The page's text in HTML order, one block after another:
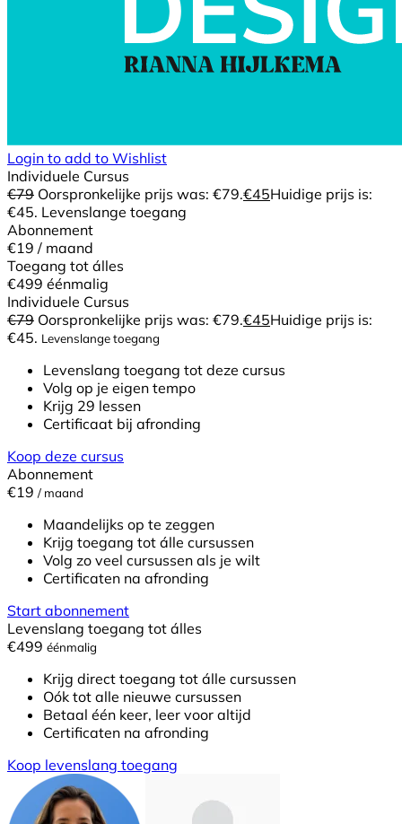
Login to add to Wishlist
Individuele Cursus
€79 Oorspronkelijke prijs was: €79.€45Huidige prijs is:
€45. Levenslange toegang
Abonnement
€19 / maand
Toegang tot álles
€499 éénmalig
Individuele Cursus
€79 Oorspronkelijke prijs was: €79.€45Huidige prijs is:
€45. Levenslange toegang
Levenslang toegang tot deze cursus
Volg op je eigen tempo
Krijg 29 lessen
Certificaat bij afronding
Koop deze cursus
Abonnement
€19 / maand
Maandelijks op te zeggen
Krijg toegang tot álle cursussen
Volg zo veel cursussen als je wilt
Certificaten na afronding
Start abonnement
Levenslang toegang tot álles
€499 éénmalig
Krijg direct toegang tot álle cursussen
Oók tot alle nieuwe cursussen
Betaal één keer, leer voor altijd
Certificaten na afronding
Koop levenslang toegang